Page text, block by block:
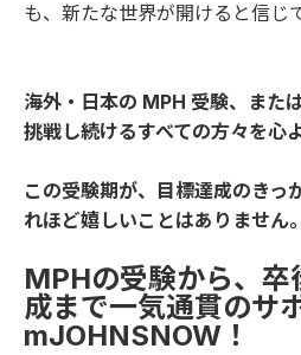
も、新たな世界が開けると信じ
海外・日本の MPH 受験、また
挑戦し続けるすべての方々を心
この受験期が、目標達成のきっ
れほど嬉しいことはありません。
MPHの受験から、卒
成まで一気通貫のサ
mJOHNSNOW！